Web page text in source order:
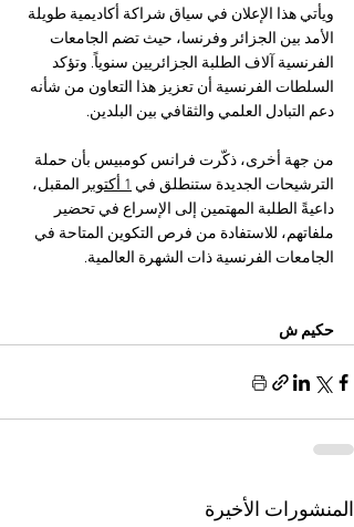
ويأتي هذا الإعلان في سياق شراكة أكاديمية طويلة
الأمد بين الجزائر وفرنسا، حيث تضم الجامعات
الفرنسية آلاف الطلبة الجزائريين سنوياً. وتؤكد
السلطات الفرنسية أن تعزيز هذا التعاون من شأنه
دعم التبادل العلمي والثقافي بين البلدين.
من جهة أخرى، ذكّرت فرانس كومبيس بأن حملة
الترشيحات الجديدة ستنطلق في 1 أكتوبر
المقبل،
داعيةً الطلبة المهتمين إلى الإسراع في تحضير
ملفاتهم، للاستفادة من فرص التكوين المتاحة في
الجامعات الفرنسية ذات الشهرة العالمية.
حكيم ش
المنشورات الأخيرة